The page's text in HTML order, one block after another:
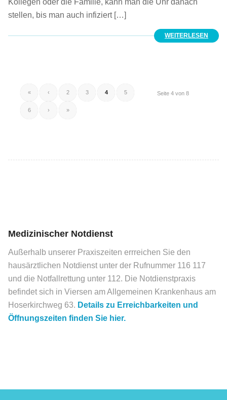
stellen, bis man auch infiziert […]
WEITERLESEN
Seite 4 von 8
« ‹ 2 3 4 5
6 › »
Medizinischer Notdienst
Außerhalb unserer Praxiszeiten errreichen Sie den
hausärztlichen Notdienst unter der Rufnummer 116 117
und die Notfallrettung unter 112. Die Notdienstpraxis
befindet sich in Viersen am Allgemeinen Krankenhaus am
Hoserkirchweg 63. Details zu Erreichbarkeiten und
Öffnungszeiten finden Sie hier.